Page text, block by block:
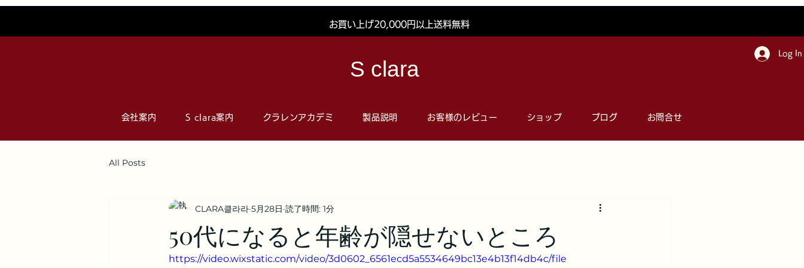
お買い上げ20,000円以上送料無料
S clara
Log In
会社案内 S clara案内 クラレンアカデミ 製品説明 お客様のレビュー ショップ ブログ お問合せ
All Posts
50代になると年齢が隠せないところ
CLARA클라라 5月28日 読了時間: 1分
https://video.wixstatic.com/video/3d0602_6561ecd5a5534649bc13e4b13f14db4c/file